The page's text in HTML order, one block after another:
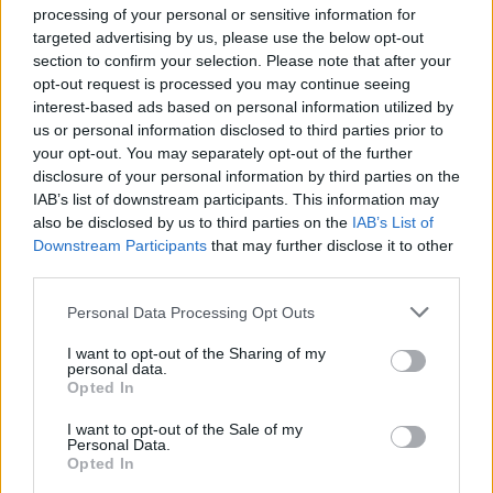
processing of your personal or sensitive information for
targeted advertising by us, please use the below opt-out
section to confirm your selection. Please note that after your
opt-out request is processed you may continue seeing
interest-based ads based on personal information utilized by
us or personal information disclosed to third parties prior to
your opt-out. You may separately opt-out of the further
disclosure of your personal information by third parties on the
IAB’s list of downstream participants. This information may
also be disclosed by us to third parties on the IAB’s List of
Downstream Participants that may further disclose it to other
Personal Data Processing Opt Outs
I want to opt-out of the Sharing of my
personal data.
Opted In
I want to opt-out of the Sale of my
Personal Data.
Opted In
Trump favorizon JD
presidenciale të vitit
Washington Post
Miri rrëfen si ka ndryshuar